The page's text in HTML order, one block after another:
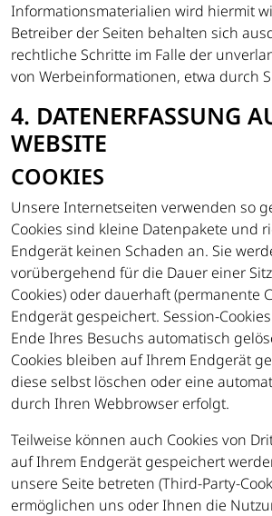
Informationsmaterialien wird hiermit
Betreiber der Seiten behalten sich
rechtliche Schritte im Falle der
von Werbeinformationen, etwa durch
4. DATENERFASSUNG
WEBSITE
COOKIES
Unsere Internetseiten verwenden so
Cookies sind kleine Datenpakete und
Endgerät keinen Schaden an. Sie
vorübergehend für die Dauer einer
Cookies) oder dauerhaft (permanente
Endgerät gespeichert. Session-
Ende Ihres Besuchs automatisch
Cookies bleiben auf Ihrem Endgerät
diese selbst löschen oder eine
durch Ihren Webbrowser erfolgt.
Teilweise können auch Cookies von
auf Ihrem Endgerät gespeichert
unsere Seite betreten (Third-Party-
ermöglichen uns oder Ihnen die